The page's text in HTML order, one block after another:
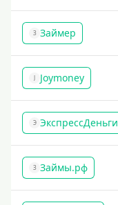
З Займер
J Joymoney
Э ЭкспрессДеньги
З Займы.рф